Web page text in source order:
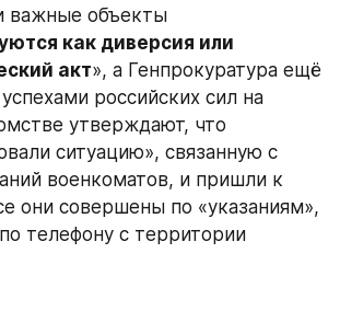
важные объекты
как диверсия или
акт», а Генпрокуратура ещё
российских сил на
утверждают, что
ситуацию», связанную с
военкоматов, и пришли к
они совершены по «указаниям»,
телефону с территории